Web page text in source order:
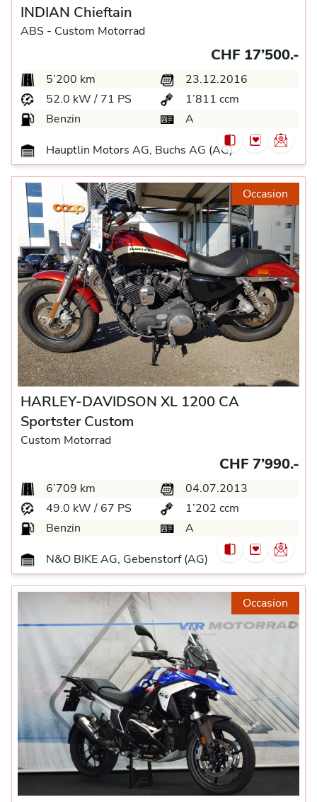
INDIAN Chieftain
ABS - Custom Motorrad
CHF 17’500.-
5’200 km
23.12.2016
52.0 kW / 71 PS
1’811 ccm
Benzin
A
Hauptlin Motors AG, Buchs AG (AG)
Occasion
HARLEY-DAVIDSON XL 1200 CA
Sportster Custom
Custom Motorrad
CHF 7’990.-
6’709 km
04.07.2013
49.0 kW / 67 PS
1’202 ccm
Benzin
A
N&O BIKE AG, Gebenstorf (AG)
Occasion